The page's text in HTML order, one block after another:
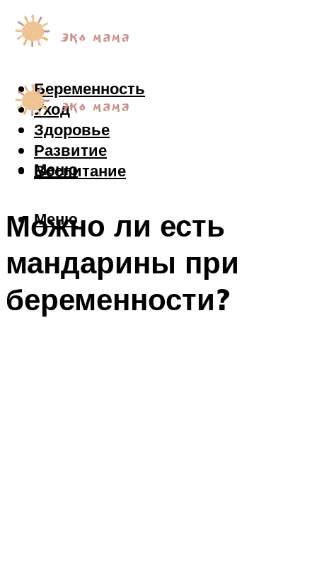
Беременность
Уход
Здоровье
Развитие
Воспитание
Меню
Меню
Можно ли есть
мандарины при
беременности?